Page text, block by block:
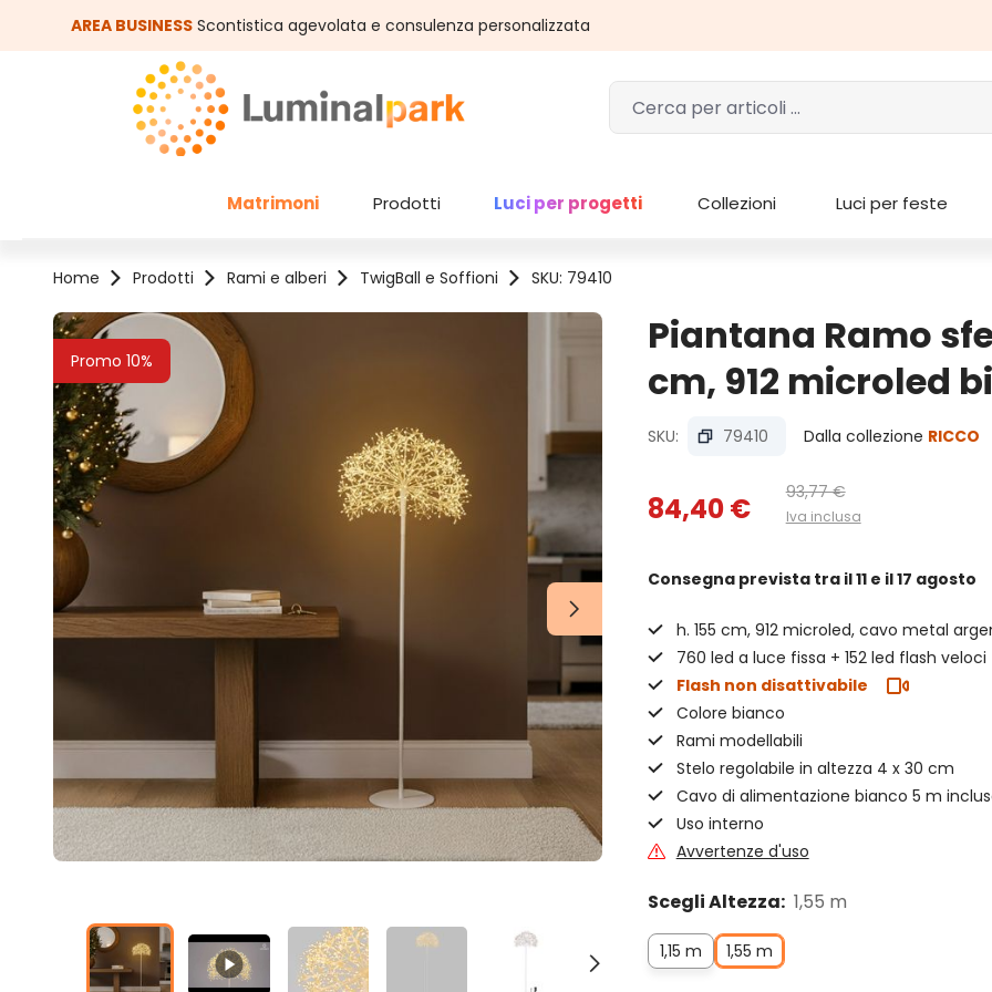
al contenuto principale
Salta alla ricerca
AREA BUSINESS Scontistica agevolata e consulenza personalizzata
Matrimoni Prodotti Luci per progetti Collezioni Luci per feste
Home Prodotti Rami e alberi TwigBall e Soffioni SKU: 79410
Promo 10%
Salta la galleria di immagini
Piantana Ramo
cm, 912 microled
SKU: 79410 Dalla collezione RICCO
84,40 € 93,77 €
Iva inclusa
Consegna prevista tra il 11 e il 17 agosto
h. 155 cm, 912 microled, cavo metal
760 led a luce fissa + 152 led flash veloci
Flash non disattivabile
Colore bianco
Rami modellabili
Stelo regolabile in altezza 4 x 30 cm
Cavo di alimentazione bianco 5 m
Uso interno
Avvertenze d'uso
Scegli Altezza: 1,55 m
1,15 m 1,55 m